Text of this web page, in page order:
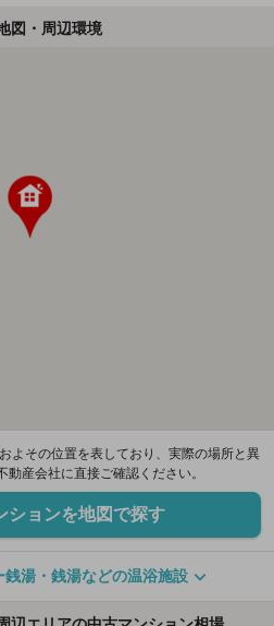
図・周辺環境
よその位置を表しており、実際の場所と異
産会社に直接ご確認ください。
ションを地図で探す
湯・銭湯などの温浴施設